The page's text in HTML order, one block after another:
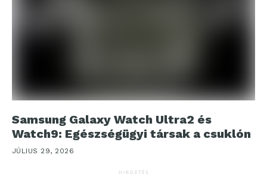
Samsung Galaxy Watch Ultra2 és
Watch9: Egészségügyi társak a csuklón
JÚLIUS 29, 2026
HIRDETÉS